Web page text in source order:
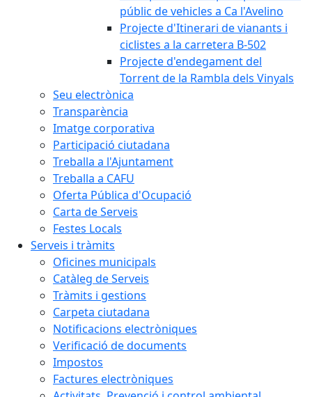
públic de vehicles a Ca l'Avelino
Projecte d'Itinerari de vianants i
ciclistes a la carretera B-502
Projecte d'endegament del
Torrent de la Rambla dels Vinyals
Seu electrònica
Transparència
Imatge corporativa
Participació ciutadana
Treballa a l'Ajuntament
Treballa a CAFU
Oferta Pública d'Ocupació
Carta de Serveis
Festes Locals
Serveis i tràmits
Oficines municipals
Catàleg de Serveis
Tràmits i gestions
Carpeta ciutadana
Notificacions electròniques
Verificació de documents
Impostos
Factures electròniques